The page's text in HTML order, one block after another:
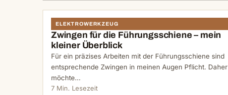
ELEKTROWERKZEUG
Zwingen für die Führungsschiene – mein
kleiner Überblick
Für ein präzises Arbeiten mit der Führungsschiene sind
entsprechende Zwingen in meinen Augen Pflicht. Daher
möchte…
7 Min. Lesezeit